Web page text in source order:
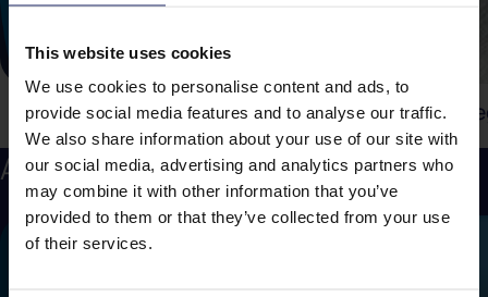
This website uses cookies
We use cookies to personalise content and ads, to
provide social media features and to analyse our traffic.
We also share information about your use of our site with
our social media, advertising and analytics partners who
may combine it with other information that you’ve
provided to them or that they’ve collected from your use
of their services.
Corsi e aggiornamenti
AREA MEDICA